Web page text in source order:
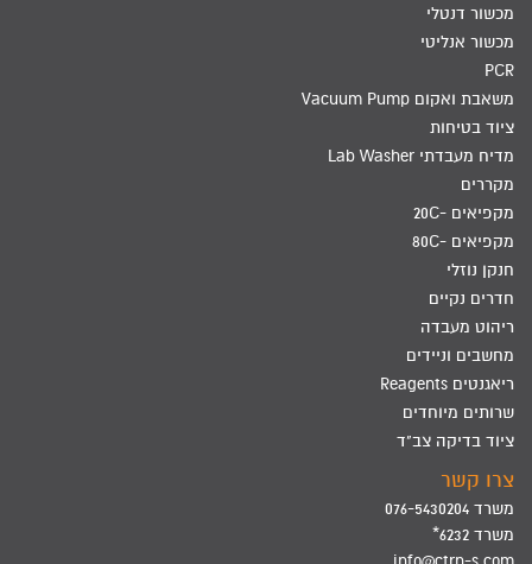
מכשור דנטלי
מכשור אנליטי
PCR
משאבת ואקום Vacuum Pump
ציוד בטיחות
מדיח מעבדתי Lab Washer
מקררים
מקפיאים -20C
מקפיאים -80C
חנקן נוזלי
חדרים נקיים
ריהוט מעבדה
מחשבים וניידים
ריאגנטים Reagents
שרותים מיוחדים
ציוד בדיקה צב"ד
צרו קשר
משרד 076-5430204
משרד 6232*